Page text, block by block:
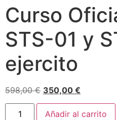
Curso
STS-01 y
ejercito
598,00€ 350,00 €
Añadir al carrito